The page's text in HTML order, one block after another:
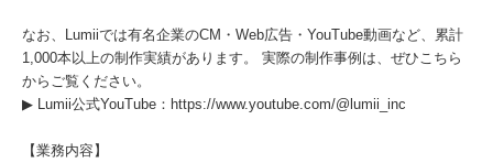
なお、Lumiiでは有名企業のCM・Web広告・YouTube動画など、累計
1,000本以上の制作実績があります。 実際の制作事例は、ぜひこちら
からご覧ください。
▶ Lumii公式YouTube：https://www.youtube.com/@lumii_inc
【業務内容】